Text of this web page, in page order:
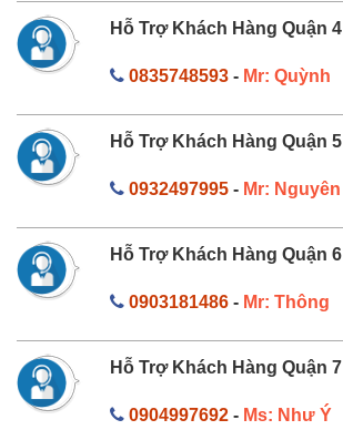
Hỗ Trợ Khách Hàng Quận 4
0835748593- Mr: Quỳnh
Hỗ Trợ Khách Hàng Quận 5
0932497995- Mr: Nguyên
Hỗ Trợ Khách Hàng Quận 6
0903181486- Mr: Thông
Hỗ Trợ Khách Hàng Quận 7
0904997692- Ms: Như Ý